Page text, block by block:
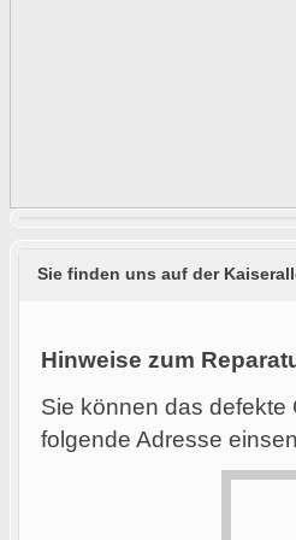
Sie finden uns auf der
Hinweise zum
Sie können das
folgende Adresse